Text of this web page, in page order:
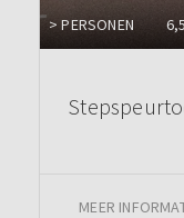
> PERSONEN
MEER